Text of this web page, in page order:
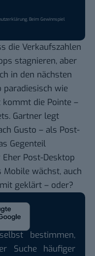
. Beim Gewinnspiel
die Verkaufszahlen
stagnieren, aber
in den nächsten
paradiesisch wie
kommt die Pointe –
Gartner legt
Gusto – als Post-
Gegenteil
Post-Desktop
wächst, auch
geklärt – oder?
bestimmen,
Suche häufiger